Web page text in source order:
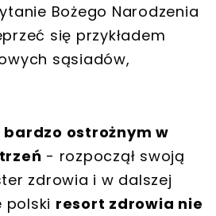
Bożego Narodzenia
się przykładem
sąsiadów,
ostrożnym w
- rozpoczął swoją
zdrowia i w dalszej
polski resort zdrowia nie